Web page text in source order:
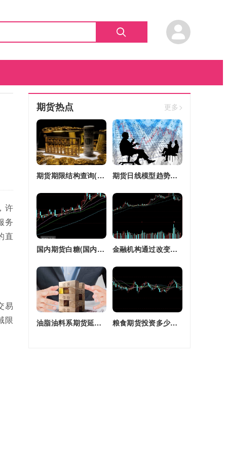
许
务
直
易
限
期货热点 更多>
期货期限结构查询(期货期限结构) 期货日线模型趋势图(期货日线模型趋势图怎么看)
国内期货白糖(国内期货白糖合约是怎么交割) 金融机构通过改变持有的股指期货合约(股指期货合约最长持有多久)
油脂油料系期货延续强劲走势(油脂期货是什么) 粮食期货投资多少钱一个月(粮食期货投资多少钱一个月啊)